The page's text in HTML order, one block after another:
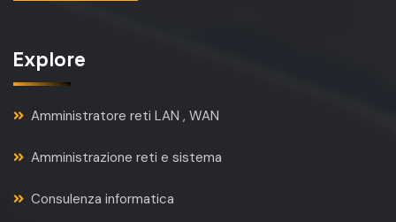
Explore
Amministratore reti LAN , WAN
Amministrazione reti e sistema
Consulenza informatica